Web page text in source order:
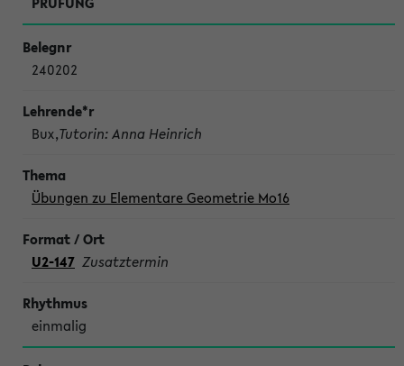
240202
Bux,Tutorin: Anna Heinrich
Übungen zu Elementare Geometrie Mo16
U2-147 Zusatztermin
einmalig